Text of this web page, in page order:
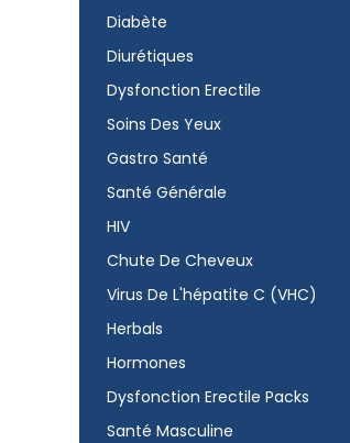
Diabète
Diurétiques
Dysfonction Erectile
Soins Des Yeux
Gastro Santé
Santé Générale
HIV
Chute De Cheveux
Virus De L'hépatite C (VHC)
Herbals
Hormones
Dysfonction Erectile Packs
Santé Masculine